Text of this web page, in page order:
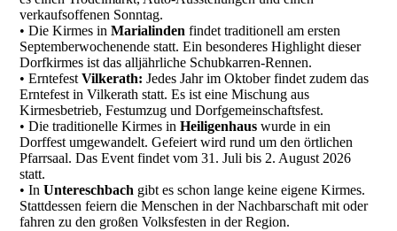
verkaufsoffenen Sonntag.
• Die Kirmes inMarialindenfindet traditionell am ersten
Septemberwochenende statt. Ein besonderes Highlight dieser
Dorfkirmes ist das alljährliche Schubkarren-Rennen.
• ErntefestVilkerath: Jedes Jahr im Oktober findet zudem das
Erntefest in Vilkerath statt. Es ist eine Mischung aus
Kirmesbetrieb, Festumzug und Dorfgemeinschaftsfest.
• Die traditionelle Kirmes inHeiligenhauswurde in ein
Dorffest umgewandelt. Gefeiert wird rund um den örtlichen
Pfarrsaal. Das Event findet vom 31. Juli bis 2. August 2026
statt.
• InUntereschbach gibt es schon lange keine eigene Kirmes.
Stattdessen feiern die Menschen in der Nachbarschaft mit oder
fahren zu den großen Volksfesten in der Region.